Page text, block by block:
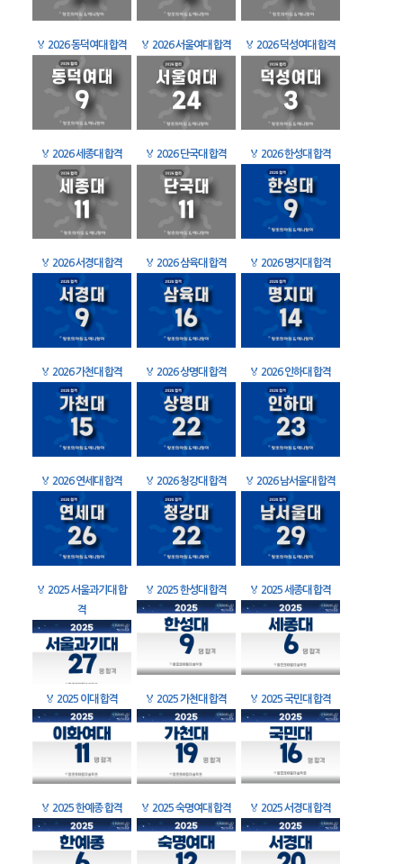
🏅 2026 동덕여대 합격 🏅 2026 서울여대 합격 🏅 2026 덕성여대 합격
🏅 2026 세종대 합격 🏅 2026 단국대 합격 🏅 2026 한성대 합격
🏅 2026 서경대 합격 🏅 2026 삼육대 합격 🏅 2026 명지대 합격
🏅 2026 가천대 합격 🏅 2026 상명대 합격 🏅 2026 인하대 합격
🏅 2026 연세대 합격 🏅 2026 청강대 합격 🏅 2026 남서울대 합격
🏅 2025 서울과기대 합
격
🏅 2025 한성대 합격 🏅 2025 세종대 합격
🏅 2025 이대 합격 🏅 2025 가천대 합격 🏅 2025 국민대 합격
🏅 2025 한예종 합격 🏅 2025 숙명여대 합격 🏅 2025 서경대 합격